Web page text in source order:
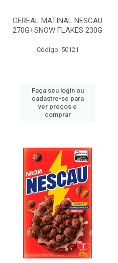
CEREAL MATINAL NESCAU
270G+SNOW FLAKES 230G
Código: 50121
Faça seu login ou
cadastre-se para
ver preços e
comprar